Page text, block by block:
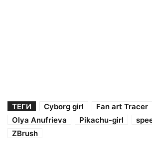
ТЕГИ Cyborg girl Fan art Tracer
Olya Anufrieva
Pikachu-girl
ZBrush